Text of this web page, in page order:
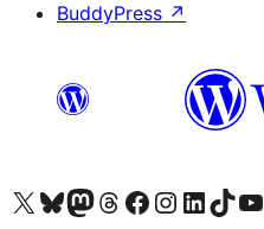
BuddyPress ↗
ကျွန်ုပ်တို့၏ X (ယခင် Twitter) အကောင့်သို့ သွားရောက်ကြည့်ရှုပါကျွန်ုပ်တို့၏ Bluesky အကောင့်သို့ ဝင်ရောက်ကြည့်ရှုရန်
ကျွန်ုပ်တို့၏ Mastodon အကောင့်သို့ သွားရောက်ကြည့်ရှုပါကျွန်ုပ်တို့၏ Threads အကောင့်သို့ ဝင်ရောက်ကြည့်ရှုရန်
ကျွန်ုပ်တို့၏ Facebook စာမျက်နှာသို့ သွားရောက်ကြည့်ရှုပါကျွန်ုပ်တို့၏ Instagram အကောင့်သို့ သွားရောက်ကြည့်ရှုပါ ကျွန်ုပ်တို့၏ LinkedIn အကောင့်သို့ သွားရောက်ကြည့်ရှုပါကျွန်ုပ်တို့၏ TikTok အကောင့်သို့ ဝင်ရောက်ကြည့်ရှုရန်
ကျွန်ုပ်တို့၏ YouTube ချန်နယ်သို့ သွားရောက်ကြည့်ရှုပါ